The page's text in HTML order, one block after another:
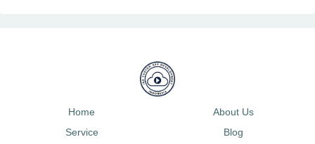
Home
About Us
Service
Blog